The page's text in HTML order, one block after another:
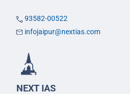
93582-00522
infojaipur@nextias.com
NEXT IAS